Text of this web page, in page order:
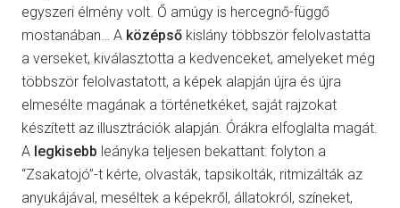
egyszeri élmény volt. Ő amúgy is hercegnő-függő
mostanában… A középső kislány többször felolvastatta
a verseket, kiválasztotta a kedvenceket, amelyeket még
többször felolvastatott, a képek alapján újra és újra
elmesélte magának a történetkéket, saját rajzokat
készített az illusztrációk alapján. Órákra elfoglalta magát.
A legkisebb leányka teljesen bekattant: folyton a
“Zsakatojó”-t kérte, olvasták, tapsikolták, ritmizálták az
anyukájával, meséltek a képekről, állatokról, színeket,